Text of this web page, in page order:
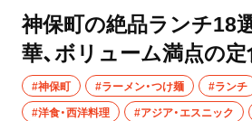
神保町の絶品ランチ18
華、ボリューム満点の定
#神保町 #ラーメン・つけ麺 #ランチ
#洋食・西洋料理
#アジア・エスニック